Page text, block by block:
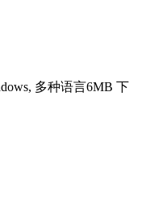
多种语言6MB 下